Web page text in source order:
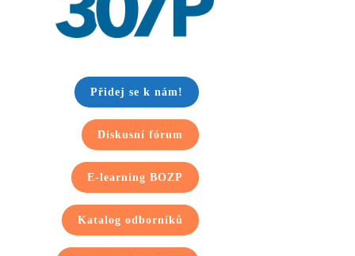
Přidej se k nám!
Diskusní fórum
E-learning BOZP
Katalog odborníků